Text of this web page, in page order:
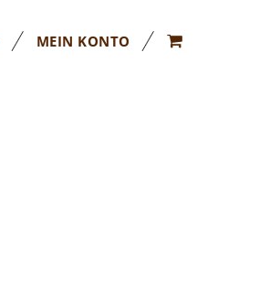
MEIN KONTO WARENKORB